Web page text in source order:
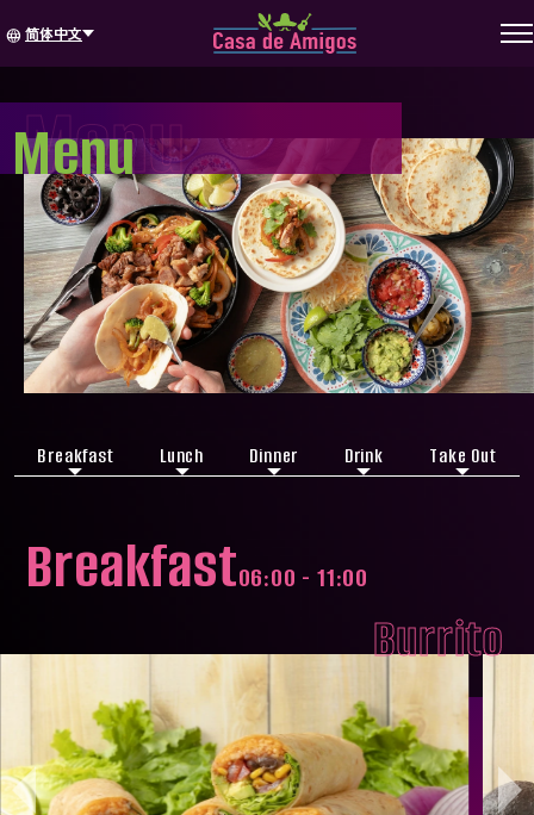
language 简体中文
Menu
Menu
Breakfast Lunch Dinner Drink Take Out
Breakfast06:00 - 11:00
Burrito